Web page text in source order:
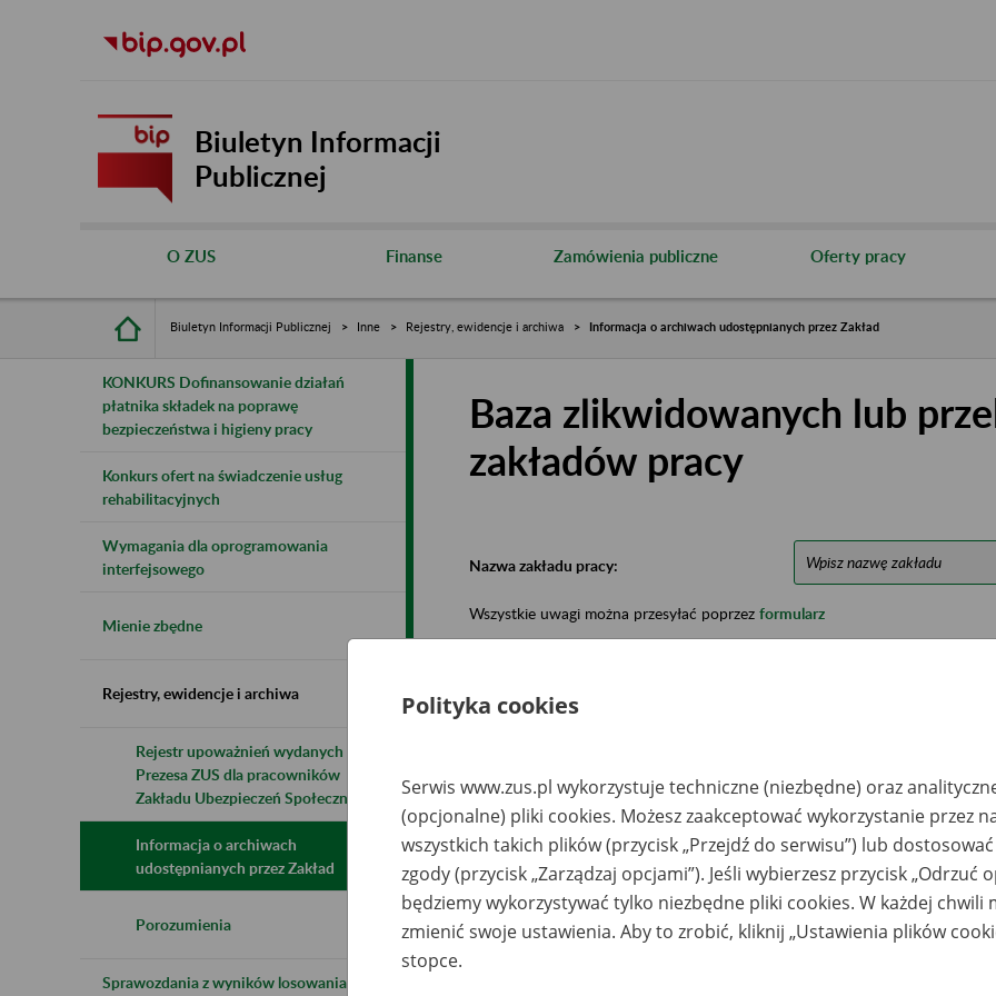
Biuletyn Informacji
Publicznej
O ZUS Finanse Zamówienia publiczne Oferty pracy
Biuletyn Informacji Publicznej Inne Rejestry, ewidencje i archiwa Informacja o archiwach udostępnianych przez Zakład
KONKURS Dofinansowanie działań
płatnika składek na poprawę
bezpieczeństwa i higieny pracy
Konkurs ofert na świadczenie usług
rehabilitacyjnych
Wymagania dla oprogramowania
interfejsowego
Mienie zbędne
Rejestry, ewidencje i archiwa
Rejestr upoważnień wydanych przez
Prezesa ZUS dla pracowników
Zakładu Ubezpieczeń Społecznych
Informacja o archiwach
udostępnianych przez Zakład
Porozumienia
Sprawozdania z wyników losowania do
Baza zlikwidowanych lub
zakładów pracy
Nazwa zakładu pracy:
Wszystkie uwagi można przesyłać poprzez formularz
Ukryj wszystkie pozycje bazy
Nazwa
zlikwidowanego
zakładu pracy
Miejsce
przechowywania
dokumentów
Nr zespołu akt w
archiwum
państwowym
Daty
Spółdzielcza Kasa
Oszczędnościowo-
Kredytowa Jowisz -
Czeladź, ul.
Pomorska Agencja
Finansowa -Toruń Sp.
z o.o. – 87-100 Toruń,
ul. Ceramiczna 6 e;
Polityka cookies
Serwis www.zus.pl wykorzystuje techniczne (niezbędne) oraz
(opcjonalne) pliki cookies. Możesz zaakceptować wykorzystanie przez
wszystkich takich plików (przycisk „Przejdź do serwisu”) lub
zgody (przycisk „Zarządzaj opcjami”). Jeśli wybierzesz przycisk „Odrzuć
będziemy wykorzystywać tylko niezbędne pliki cookies. W każdej chwili
zmienić swoje ustawienia. Aby to zrobić, kliknij „Ustawienia plików
stopce.